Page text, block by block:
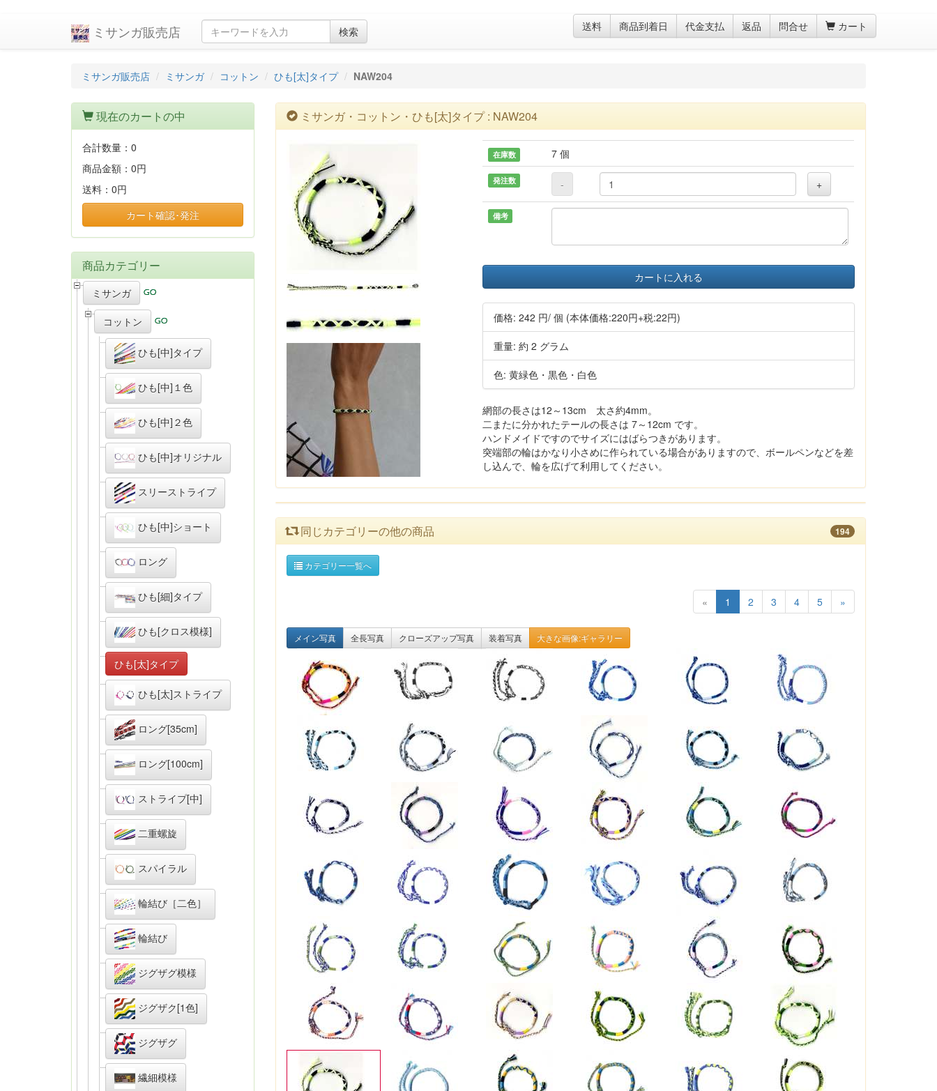
ミサンガ販売店 検索 送料 商品到着日 代金支払 返品 問合せ カート
ミサンガ販売店 ミサンガ コットン ひも[太]タイプ NAW204
ミサンガ・コットン・ひも[太]タイプ : NAW204
在庫数 7 個
発注数 - +
備考
カートに入れる
価格:242 円/ 個 (本体価格:220円+税:22円)
重量: 約 2 グラム
色: 黄緑色・黒色・白色
網部の長さは12～13cm 太さ約4mm。
二またに分かれたテールの長さは 7～12cm です。
ハンドメイドですのでサイズにはばらつきがあります。
突端部の輪はかなり小さめに作られている場合がありますので、ボールペンなどを差
し込んで、輪を広げて利用してください。
同じカテゴリーの他の商品 194
カテゴリー一覧へ
« 1 2 3 4 5 »
メイン写真 全長写真 クローズアップ写真 装着写真 大きな画像:ギャラリー
現在のカートの中
合計数量： 0
商品金額： 0円
送料： 0円
カート確認･発注
商品カテゴリー
ミサンガ
コットン
ひも[中]タイプ
ひも[中]１色
ひも[中]２色
ひも[中]オリジナル
スリーストライプ
ひも[中]ショート
ロング
ひも[細]タイプ
ひも[クロス模様]
ひも[太]タイプ
ひも[太]ストライプ
ロング[35cm]
ロング[100cm]
ストライプ[中]
二重螺旋
スパイラル
輪結び［二色］
輪結び
ジグザグ模様
ジグザク[1色]
ジグザグ
繊細模様